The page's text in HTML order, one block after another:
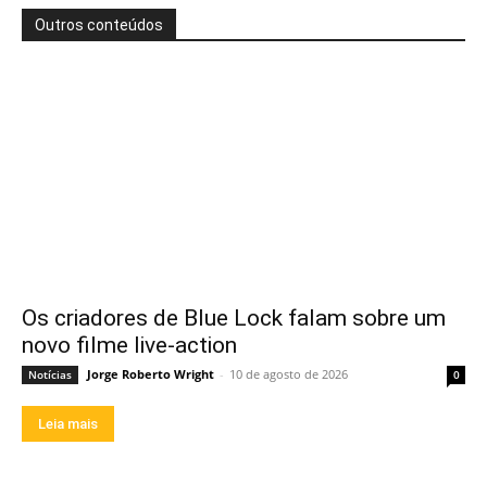
Outros conteúdos
Os criadores de Blue Lock falam sobre um
novo filme live-action
Notícias Jorge Roberto Wright - 10 de agosto de 2026 0
Leia mais